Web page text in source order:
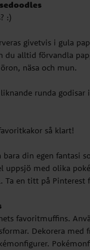
så klart!
din egen fantasi
uppsjö med olika
Ta en titt på Pinterest
favoritmuffins.
Dekorera med
att skriva ut
Eller du..? Varför inte
- Skapa ett
som
till Pokémon-temat
liknar Bulbasaur.
placera det i mitten
karaktäristiska växt på
:)
givetvis i gula
du alltid förvandla
näsa och mun.
runda godisar
så klart!
bara din egen fantasi
uppsjö med olika
Ta en titt på Pinterest
favoritmuffins.
Dekorera med